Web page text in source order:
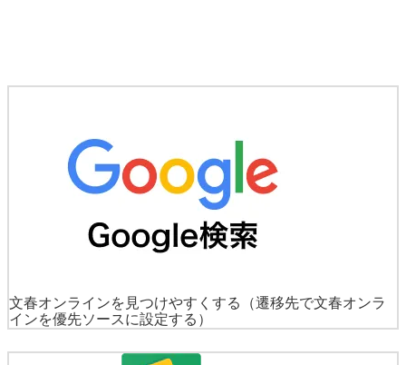
文春オンラインを見つけやすくする
（遷移先で文春オンラ
インを優先ソースに設定する）